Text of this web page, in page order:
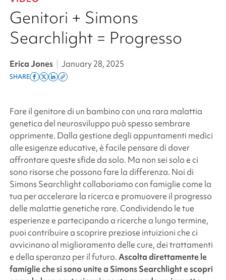
Genitori + Simons
Searchlight = Progresso
Erica Jones January 28, 2025
SHARE
Share
facebook
Share
x
twitter
Share
linkedin
Copy
page
link
Fare il genitore di un bambino con una rara malattia
genetica del neurosviluppo può spesso sembrare
opprimente. Dalla gestione degli appuntamenti medici
alle esigenze educative, è facile pensare di dover
affrontare queste sfide da solo. Ma non sei solo e ci
sono risorse che possono fare la differenza. Noi di
Simons Searchlightcollaboriamo con famiglie come la
tua per accelerare la ricerca e promuovere il progresso
delle malattie genetiche rare. Condividendo le tue
esperienze e partecipando a ricerche a lungo termine,
puoi contribuire a scoprire preziose intuizioni che ci
avvicinano al miglioramento delle cure, dei trattamenti
e della speranza per il futuro.Ascolta direttamente le
famiglie che si sono unite a Simons Searchlighte scopri